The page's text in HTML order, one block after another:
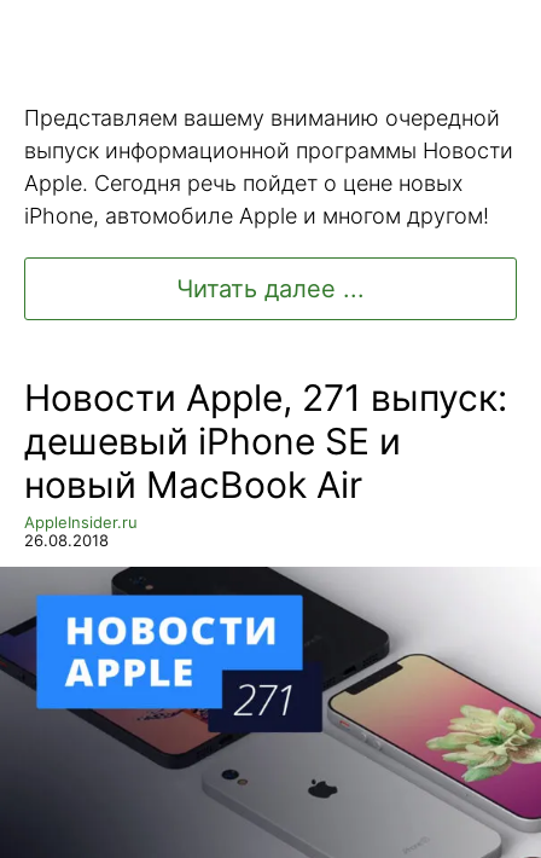
Представляем вашему вниманию очередной
выпуск информационной программы Новости
Apple. Сегодня речь пойдет о цене новых
iPhone, автомобиле Apple и многом другом!
Читать далее ...
Новости Apple, 271 выпуск:
дешевый iPhone SE и
новый MacBook Air
AppleInsider.ru
26.08.2018